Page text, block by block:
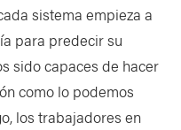
sistema empieza a
para predecir su
sido capaces de hacer
como lo podemos
los trabajadores en